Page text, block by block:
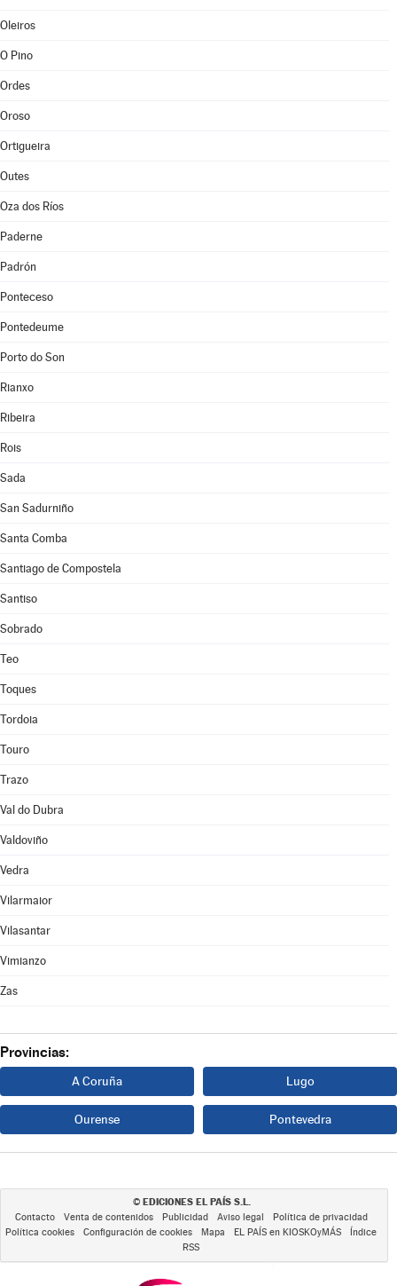
Oleiros
O Pino
Ordes
Oroso
Ortigueira
Outes
Oza dos Ríos
Paderne
Padrón
Ponteceso
Pontedeume
Porto do Son
Rianxo
Ribeira
Rois
Sada
San Sadurniño
Santa Comba
Santiago de Compostela
Santiso
Sobrado
Teo
Toques
Tordoia
Touro
Trazo
Val do Dubra
Valdoviño
Vedra
Vilarmaior
Vilasantar
Vimianzo
Zas
Provincias:
A Coruña Lugo
Ourense Pontevedra
© EDICIONES EL PAÍS S.L.
Contacto Venta de contenidos Publicidad Aviso legal
Política de privacidad
Política cookies
Configuración de cookies Mapa EL PAÍS en KIOSKOyMÁS
Índice
RSS